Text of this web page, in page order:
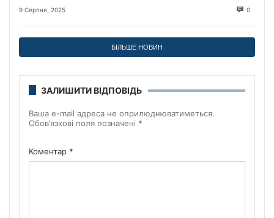
9 Серпня, 2025 0
БІЛЬШЕ НОВИН
ЗАЛИШИТИ ВІДПОВІДЬ
Ваша e-mail адреса не оприлюднюватиметься.
Обов’язкові поля позначені *
Коментар *